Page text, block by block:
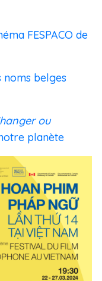
FESPACO de
noms belges
ou
planète